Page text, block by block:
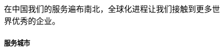
在中国我们的服务遍布南北，全球化进程让我们接触到更多世
界优秀的企业。
服务城市